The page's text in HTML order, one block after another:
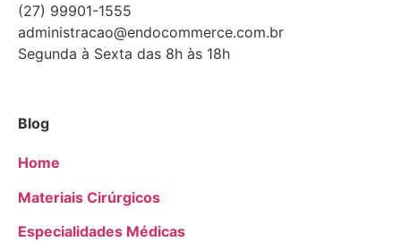
(27) 99901-1555
administracao@endocommerce.com.br
Segunda à Sexta das 8h às 18h
Blog
Home
Materiais Cirúrgicos
Especialidades Médicas